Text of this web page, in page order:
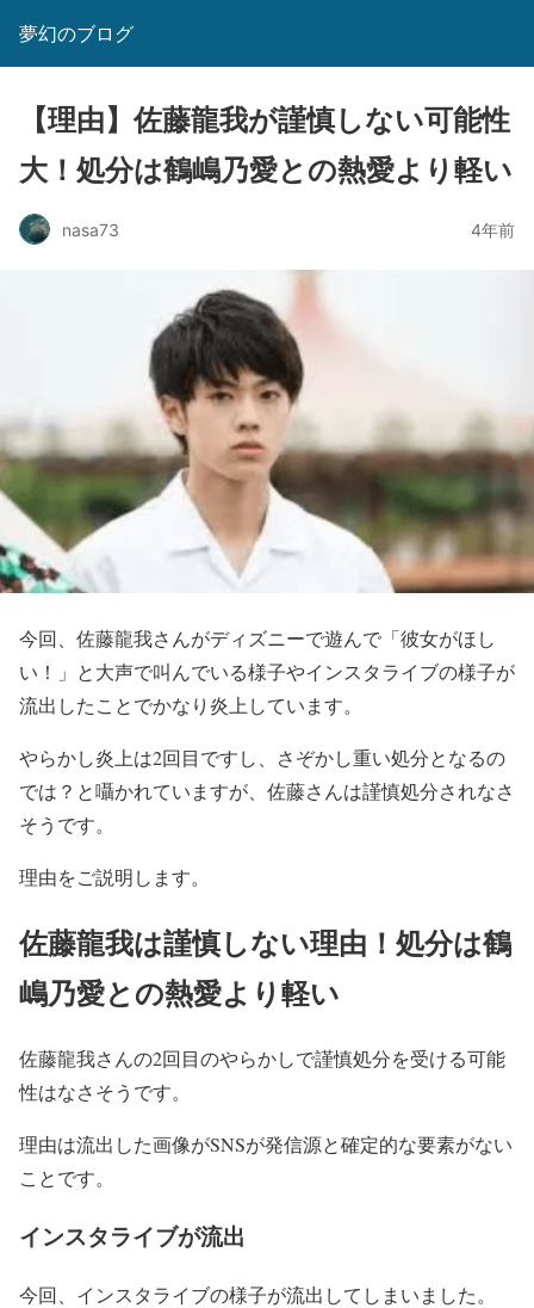
夢幻のブログ
【理由】佐藤龍我が謹慎しない可能性
大！処分は鶴嶋乃愛との熱愛より軽い
nasa73 4年前
今回、佐藤龍我さんがディズニーで遊んで「彼女がほし
い！」と大声で叫んでいる様子やインスタライブの様子が
流出したことでかなり炎上しています。
やらかし炎上は2回目ですし、さぞかし重い処分となるの
では？と囁かれていますが、佐藤さんは謹慎処分されなさ
そうです。
理由をご説明します。
佐藤龍我は謹慎しない理由！処分は鶴
嶋乃愛との熱愛より軽い
佐藤龍我さんの2回目のやらかしで謹慎処分を受ける可能
性はなさそうです。
理由は流出した画像がSNSが発信源と確定的な要素がない
ことです。
インスタライブが流出
今回、インスタライブの様子が流出してしまいました。